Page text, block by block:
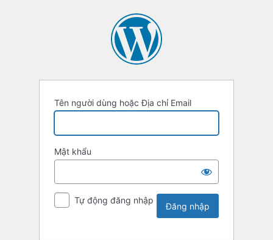
Tên người dùng hoặc Địa chỉ Email
Mật khẩu
Tự động đăng nhập